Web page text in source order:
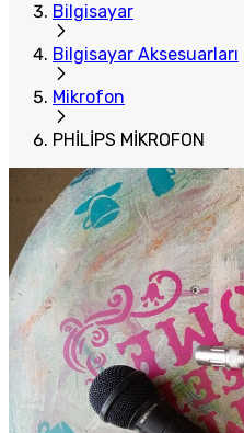
Bilgisayar
Bilgisayar Aksesuarları
Mikrofon
PHİLİPS MİKROFON